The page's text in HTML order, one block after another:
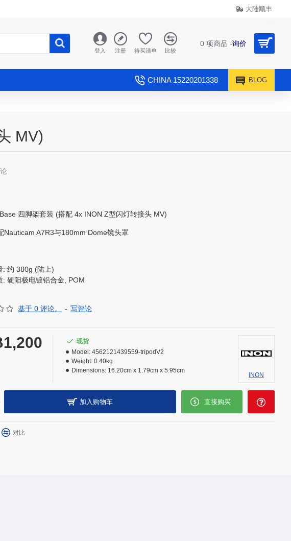
大陆顺丰
登入 注册 待买清单 比较
0 项商品 -询价
CHINA 15220201338 BLOG
MV)
四脚架套装 (搭配 4x INON Z型闪灯转接头 MV)
Nauticam A7R3与180mm Dome镜头罩
: 约 380g (陆上)
: 硬阳极电镀铝合金, POM
基于 0 评论。 - 写评论
现货
Model: 4562121439559-tripodV2
Weight: 0.40kg
Dimensions: 16.20cm x 1.79cm x 5.95cm
INON
加入购物车 直接购买
对比